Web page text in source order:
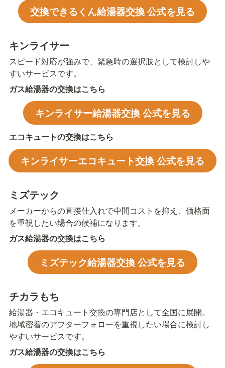
交換できるくん給湯器交換 公式を見る
キンライサー
スピード対応が強みで、緊急時の選択肢として検討しや
すいサービスです。
ガス給湯器の交換はこちら
キンライサー給湯器交換 公式を見る
エコキュートの交換はこちら
キンライサーエコキュート交換 公式を見る
ミズテック
メーカーからの直接仕入れで中間コストを抑え、価格面
を重視したい場合の候補になります。
ガス給湯器の交換はこちら
ミズテック給湯器交換 公式を見る
チカラもち
給湯器・エコキュート交換の専門店として全国に展開。
地域密着のアフターフォローを重視したい場合に検討し
やすいサービスです。
ガス給湯器の交換はこちら